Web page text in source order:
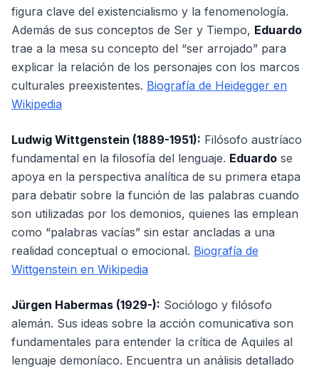
figura clave del existencialismo y la fenomenología.
Además de sus conceptos de Ser y Tiempo, Eduardo
trae a la mesa su concepto del “ser arrojado” para
explicar la relación de los personajes con los marcos
culturales preexistentes. Biografía de Heidegger en
Wikipedia
Ludwig Wittgenstein (1889-1951): Filósofo austríaco
fundamental en la filosofía del lenguaje. Eduardo se
apoya en la perspectiva analítica de su primera etapa
para debatir sobre la función de las palabras cuando
son utilizadas por los demonios, quienes las emplean
como “palabras vacías” sin estar ancladas a una
realidad conceptual o emocional. Biografía de
Wittgenstein en Wikipedia
Jürgen Habermas (1929-): Sociólogo y filósofo
alemán. Sus ideas sobre la acción comunicativa son
fundamentales para entender la crítica de Aquiles al
lenguaje demoníaco. Encuentra un análisis detallado